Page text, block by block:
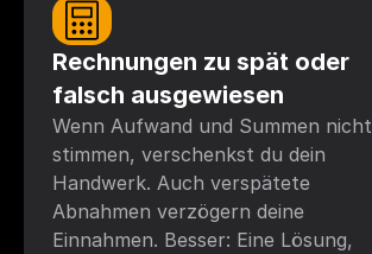
Rechnungen zu spät oder
falsch ausgewiesen
Wenn Aufwand und Summen nicht
stimmen, verschenkst du dein
Handwerk. Auch verspätete
Abnahmen verzögern deine
Einnahmen. Besser: Eine Lösung,